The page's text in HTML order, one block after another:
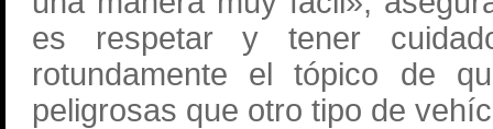
es respetar y tener
rotundamente el tópico de
peligrosas que otro tipo de